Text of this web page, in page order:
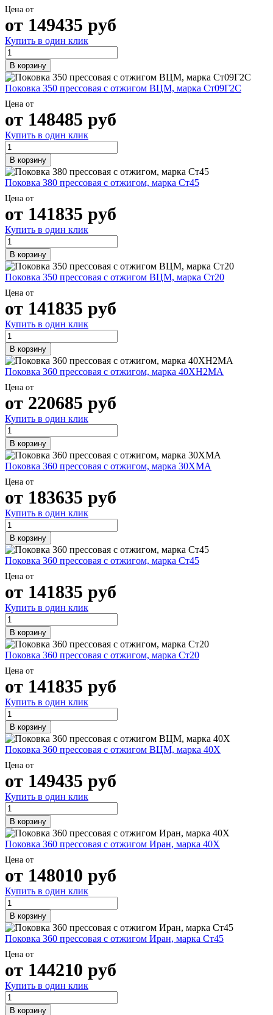
Цена от
от 149435 руб
Купить в один клик
В корзину
Поковка 350 прессовая с отжигом ВЦМ, марка Ст09Г2С
Цена от
от 148485 руб
Купить в один клик
В корзину
Поковка 380 прессовая с отжигом, марка Ст45
Цена от
от 141835 руб
Купить в один клик
В корзину
Поковка 350 прессовая с отжигом ВЦМ, марка Ст20
Цена от
от 141835 руб
Купить в один клик
В корзину
Поковка 360 прессовая с отжигом, марка 40ХН2МА
Цена от
от 220685 руб
Купить в один клик
В корзину
Поковка 360 прессовая с отжигом, марка 30ХМА
Цена от
от 183635 руб
Купить в один клик
В корзину
Поковка 360 прессовая с отжигом, марка Ст45
Цена от
от 141835 руб
Купить в один клик
В корзину
Поковка 360 прессовая с отжигом, марка Ст20
Цена от
от 141835 руб
Купить в один клик
В корзину
Поковка 360 прессовая с отжигом ВЦМ, марка 40Х
Цена от
от 149435 руб
Купить в один клик
В корзину
Поковка 360 прессовая с отжигом Иран, марка 40Х
Цена от
от 148010 руб
Купить в один клик
В корзину
Поковка 360 прессовая с отжигом Иран, марка Ст45
Цена от
от 144210 руб
Купить в один клик
В корзину